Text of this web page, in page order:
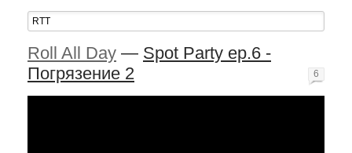
Roll All Day — Spot Party ep.6 -
Погрязение 2
6